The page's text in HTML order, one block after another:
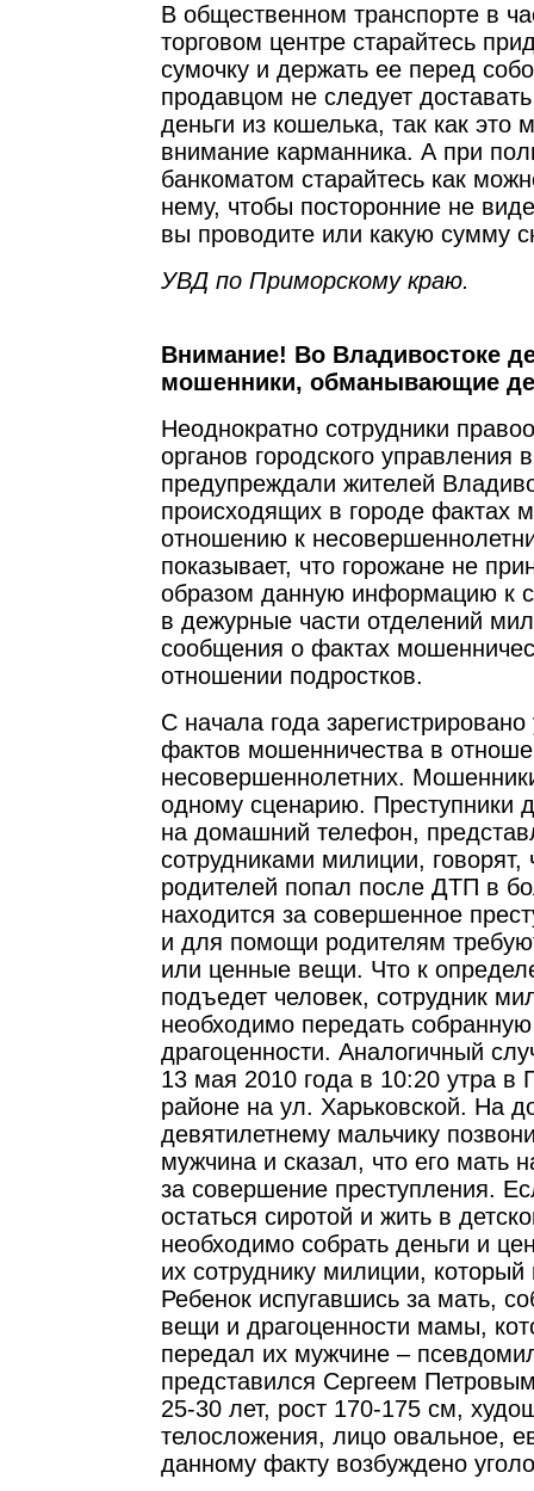
В общественном транспорте в
торговом центре старайтесь
сумочку и держать ее перед
продавцом не следует
деньги из кошелька, так как это
внимание карманника. А при
банкоматом старайтесь как
нему, чтобы посторонние не
вы проводите или какую сумму
УВД по Приморскому краю.
Внимание! Во Владивостоке
мошенники, обманывающие
Неоднократно сотрудники
органов городского управления
предупреждали жителей
происходящих в городе фактах
отношению к
показывает, что горожане не
образом данную информацию к
в дежурные части отделений
сообщения о фактах
отношении подростков.
С начала года
фактов мошенничества в
несовершеннолетних.
одному сценарию. Преступники
на домашний телефон,
сотрудниками милиции, говорят,
родителей попал после ДТП в
находится за совершенное
и для помощи родителям
или ценные вещи. Что к
подъедет человек, сотрудник
необходимо передать
драгоценности. Аналогичный
13 мая 2010 года в 10:20 утра в
районе на ул. Харьковской. На
девятилетнему мальчику
мужчина и сказал, что его мать
за совершение преступления.
остаться сиротой и жить в
необходимо собрать деньги и
их сотруднику милиции,
Ребенок испугавшись за мать,
вещи и драгоценности мамы,
передал их мужчине –
представился Сергеем
25-30 лет, рост 170-175 см,
телосложения, лицо овальное,
данному факту возбуждено